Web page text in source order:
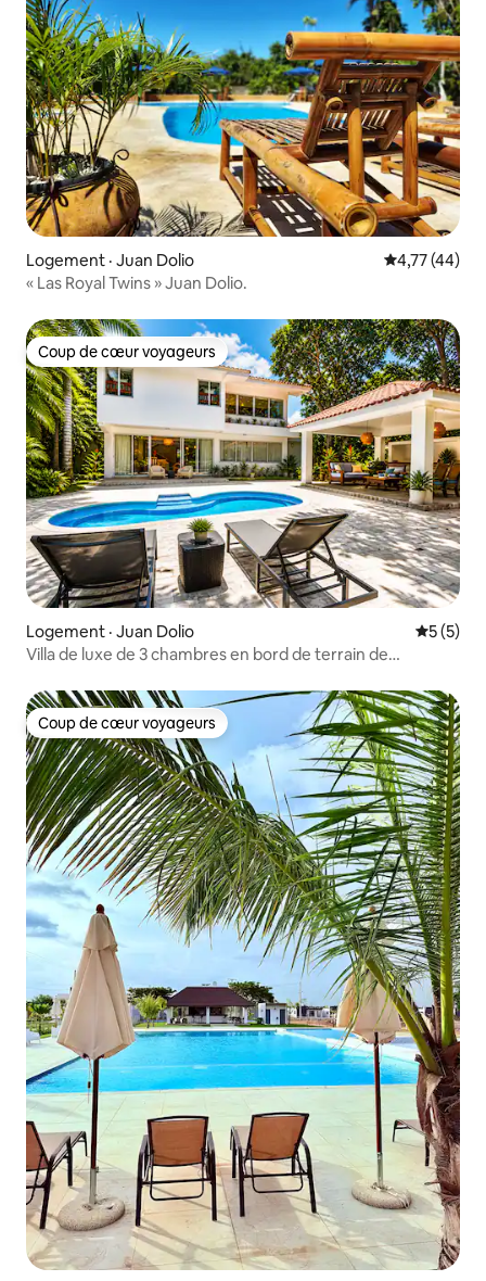
Logement · Juan Dolio Note
4,77 (44)
« Las Royal Twins » Juan Dolio.
Coup de cœur voyageurs
Coup de cœur voyageurs
Logement · Juan Dolio Note
5 (5)
Villa de luxe de 3 chambres en bord de terrain de
Coup de cœur voyageurs
Coup de cœur voyageurs